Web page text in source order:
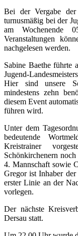
Bei der Vergabe der
turnusmäßig bei der
am Wochenende
Veranstaltungen
nachgelesen werden.
Sabine Baethe führte
Jugend-
Hier sind unsere
mindestens zehn
diesem Event
führen wird.
Unter dem
bedeutende
Kreistrainer
Schönkirchenern
4. Mannschaft sowie
Gregor ist Inhaber
erster Linie an der
vorlegen.
Der nächste
Dersau statt.